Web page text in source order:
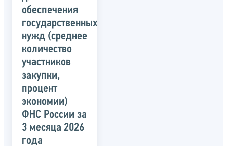
обеспечения
государственных
нужд (среднее
количество
участников
закупки,
процент
экономии)
ФНС России за
3 месяца 2026
года